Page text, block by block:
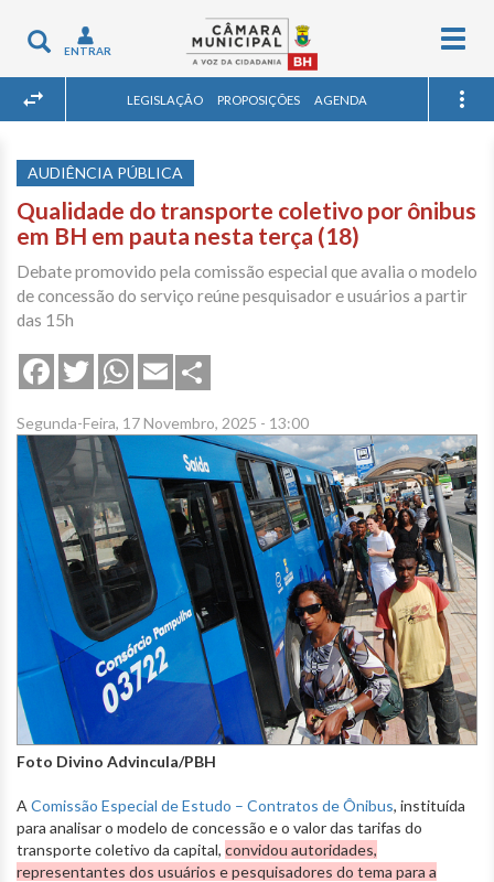
Toggle
navigation
ENTRAR
LEGISLAÇÃO PROPOSIÇÕES AGENDA
AUDIÊNCIA PÚBLICA
Qualidade do transporte coletivo por ônibus
em BH em pauta nesta terça (18)
Debate promovido pela comissão especial que avalia o modelo
de concessão do serviço reúne pesquisador e usuários a partir
das 15h
FacebookTwitterWhatsApp
Email
Segunda-Feira, 17 Novembro, 2025 - 13:00
Foto Divino Advincula/PBH
A Comissão Especial de Estudo – Contratos de Ônibus, instituída
para analisar o modelo de concessão e o valor das tarifas do
transporte coletivo da capital, convidou autoridades,
representantes dos usuários e pesquisadores do tema para a